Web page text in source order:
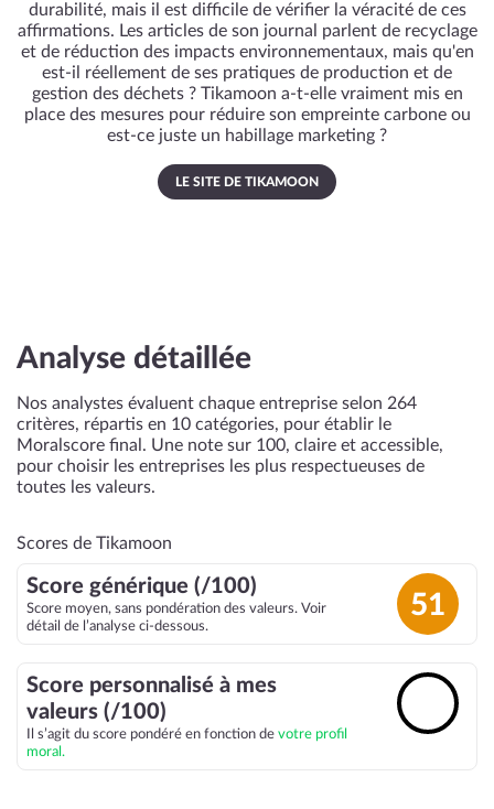
durabilité, mais il est difficile de vérifier la véracité de ces
affirmations. Les articles de son journal parlent de recyclage
et de réduction des impacts environnementaux, mais qu'en
est-il réellement de ses pratiques de production et de
gestion des déchets ? Tikamoon a-t-elle vraiment mis en
place des mesures pour réduire son empreinte carbone ou
est-ce juste un habillage marketing ?
LE SITE DE TIKAMOON
Analyse détaillée
Nos analystes évaluent chaque entreprise selon 264
critères, répartis en 10 catégories, pour établir le
Moralscore final. Une note sur 100, claire et accessible,
pour choisir les entreprises les plus respectueuses de
toutes les valeurs.
Scores de Tikamoon
Score générique (/100)
Score moyen, sans pondération des valeurs. Voir
détail de l’analyse ci-dessous.
51
Score personnalisé à mes
valeurs (/100)
Il s’agit du score pondéré en fonction de votre profil
moral.